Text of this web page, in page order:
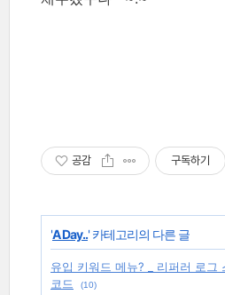
공감 구독하기
'A Day..' 카테고리의 다른 글
유입 키워드 메뉴? _ 리퍼러 로그
코드
(10)